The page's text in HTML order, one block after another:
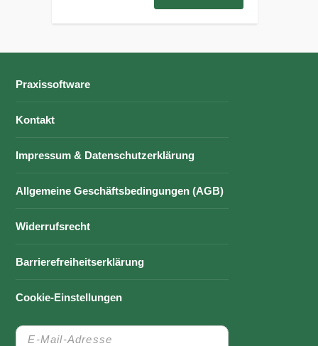
Praxissoftware
Kontakt
Impressum & Datenschutzerklärung
Allgemeine Geschäftsbedingungen (AGB)
Widerrufsrecht
Barrierefreiheitserklärung
Cookie-Einstellungen